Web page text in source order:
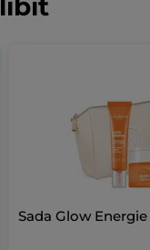
líbit
Sada Glow Energie